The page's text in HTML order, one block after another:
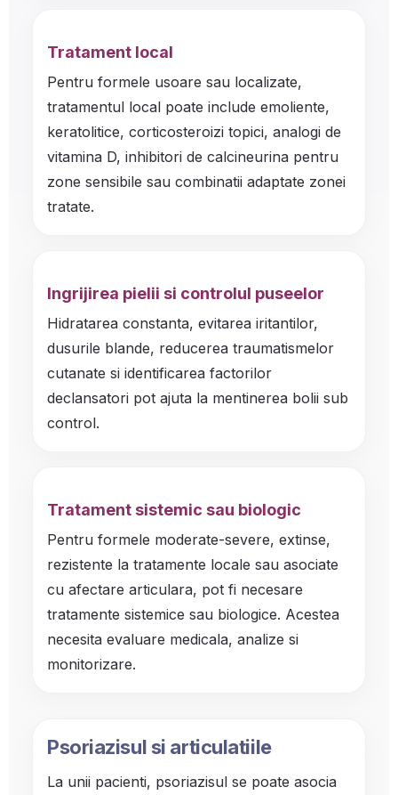
Tratament local
Pentru formele usoare sau localizate,
tratamentul local poate include emoliente,
keratolitice, corticosteroizi topici, analogi de
vitamina D, inhibitori de calcineurina pentru
zone sensibile sau combinatii adaptate zonei
tratate.
Ingrijirea pielii si controlul puseelor
Hidratarea constanta, evitarea iritantilor,
dusurile blande, reducerea traumatismelor
cutanate si identificarea factorilor
declansatori pot ajuta la mentinerea bolii sub
control.
Tratament sistemic sau biologic
Pentru formele moderate-severe, extinse,
rezistente la tratamente locale sau asociate
cu afectare articulara, pot fi necesare
tratamente sistemice sau biologice. Acestea
necesita evaluare medicala, analize si
monitorizare.
Psoriazisul si articulatiile
La unii pacienti, psoriazisul se poate asocia